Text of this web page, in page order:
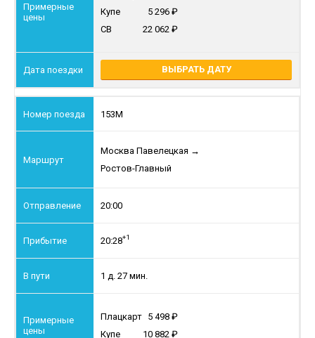
Купе
5 296
СВ
22 062
ВЫБРАТЬ ДАТУ
153М
Москва Павелецкая →
Ростов-Главный
20:00
20:28+1
1 д. 27 мин.
Плацкарт 5 498
Купе
10 882